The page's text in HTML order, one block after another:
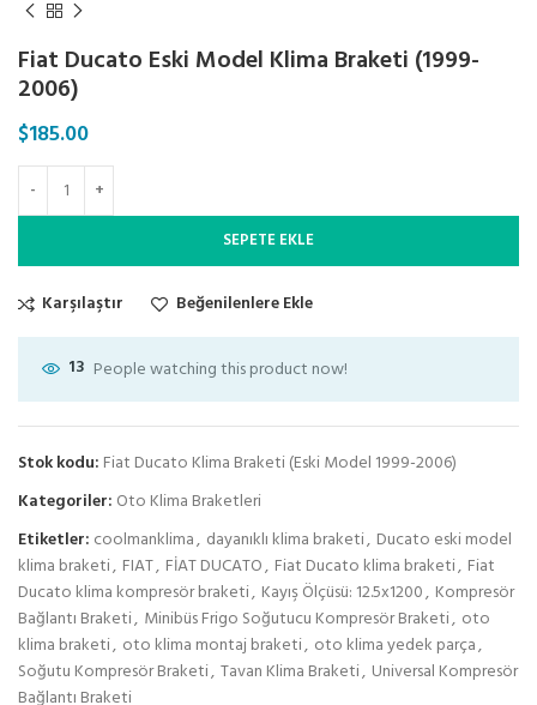
Fiat Ducato Eski Model Klima Braketi (1999-
2006)
$185.00
SEPETE EKLE
Karşılaştır Beğenilenlere Ekle
13 People watching this product now!
Stok kodu: Fiat Ducato Klima Braketi (Eski Model 1999-2006)
Kategoriler: Oto Klima Braketleri
Etiketler: coolmanklima, dayanıklı klima braketi, Ducato eski model
klima braketi, FIAT, FİAT DUCATO, Fiat Ducato klima braketi, Fiat
Ducato klima kompresör braketi, Kayış Ölçüsü: 12.5x1200, Kompresör
Bağlantı Braketi, Minibüs Frigo Soğutucu Kompresör Braketi, oto
klima braketi, oto klima montaj braketi, oto klima yedek parça,
Soğutu Kompresör Braketi, Tavan Klima Braketi, Universal Kompresör
Bağlantı Braketi